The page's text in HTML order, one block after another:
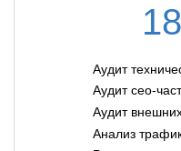
Аудит
Аудит сео-
Аудит
Анализ